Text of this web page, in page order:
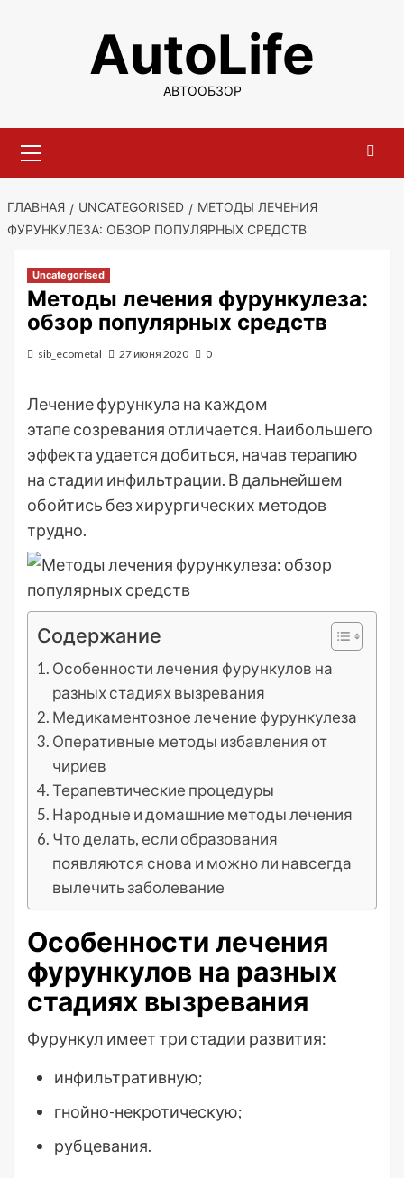
содержимомуAutoLife
АВТООБЗОР
меню
ГЛАВНАЯ UNCATEGORISED
МЕТОДЫ ЛЕЧЕНИЯ
ФУРУНКУЛЕЗА: ОБЗОР ПОПУЛЯРНЫХ СРЕДСТВ
Uncategorised
Методы лечения фурункулеза:
обзор популярных средств
sib_ecometal 27 июня 2020 0
Лечение фурункула на каждом
этапе созревания отличается. Наибольшего
эффекта удается добиться, начав терапию
на стадии инфильтрации. В дальнейшем
обойтись без хирургических методов
трудно.
Содержание
Особенности лечения фурункулов на
разных стадиях вызревания
Медикаментозное лечение фурункулеза
Оперативные методы избавления от
чириев
Терапевтические процедуры
Народные и домашние методы лечения
Что делать, если образования
появляются снова и можно ли навсегда
вылечить заболевание
Особенности лечения
фурункулов на разных
стадиях вызревания
Фурункул имеет три стадии развития:
инфильтративную;
гнойно-некротическую;
рубцевания.